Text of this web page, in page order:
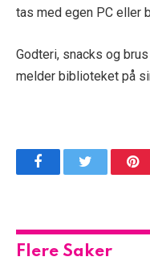
tas med egen PC eller
Godteri, snacks og
melder biblioteket på
FacebookTwitter
Flere Saker